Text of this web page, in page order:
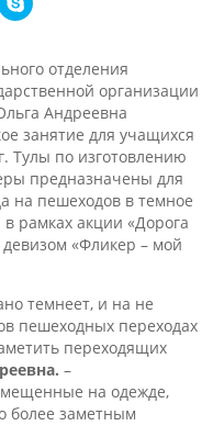
отделения
организации
Андреевна
занятие для учащихся
Тулы по изготовлению
предназначены для
на пешеходов в темное
рамках акции «Дорога
«Фликер – мой
темнеет, и на не
пешеходных переходах
переходящих
–
на одежде,
более заметным